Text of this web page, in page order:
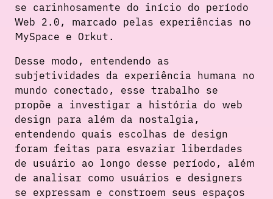
se carinhosamente do início do período
Web 2.0, marcado pelas experiências no
MySpace e Orkut.
Desse modo, entendendo as
subjetividades da experiência humana no
mundo conectado, esse trabalho se
propõe a investigar a história do web
design para além da nostalgia,
entendendo quais escolhas de design
foram feitas para esvaziar liberdades
de usuário ao longo desse período, além
de analisar como usuários e designers
se expressam e constroem seus espaços